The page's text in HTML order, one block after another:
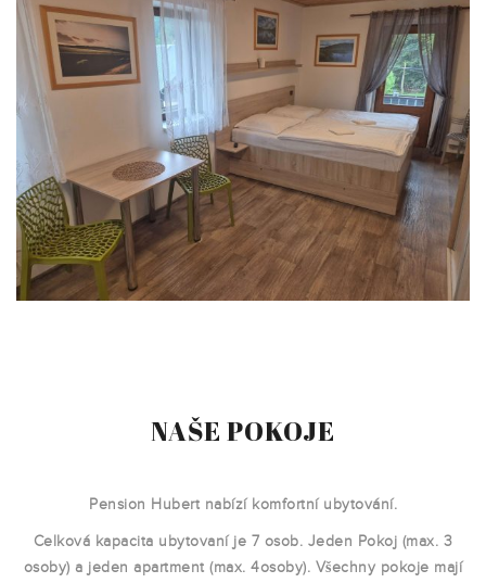
NAŠE POKOJE
Pension Hubert nabízí komfortní ubytování.
Celková kapacita ubytovaní je 7 osob. Jeden Pokoj (max. 3
osoby) a jeden apartment (max. 4osoby). Všechny pokoje mají